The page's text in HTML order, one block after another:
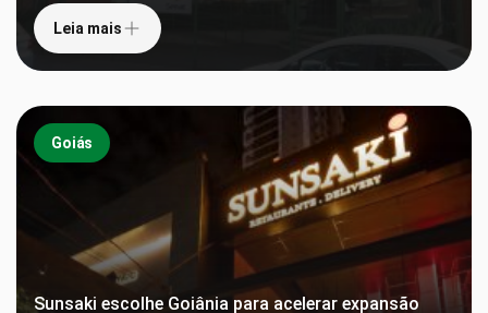
Leia mais
Goiás
Sunsaki escolhe Goiânia para acelerar expansão